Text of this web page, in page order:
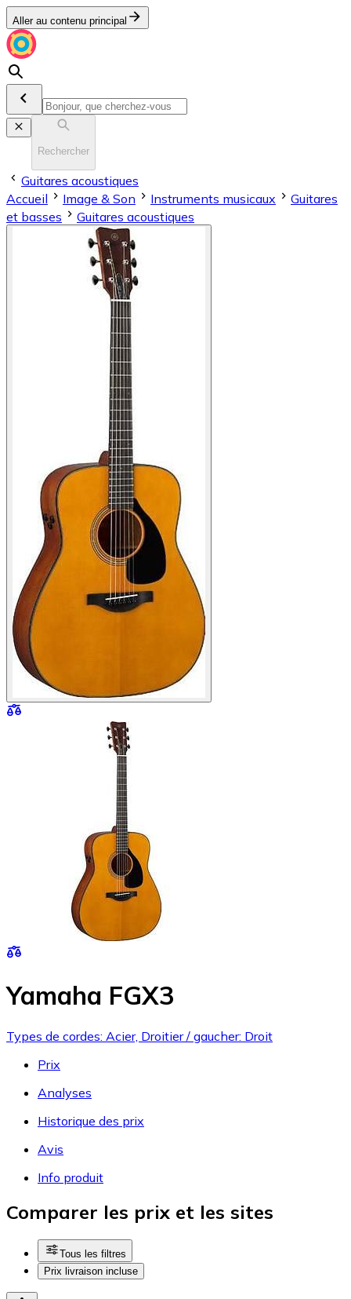
Aller au contenu principal
Rechercher
Guitares acoustiques
Accueil
Image & Son Instruments musicaux
Guitares
et basses
Guitares acoustiques
Yamaha FGX3
Types de cordes: Acier, Droitier / gaucher: Droit
Prix
Analyses
Historique des prix
Avis
Info produit
Comparer les prix et les sites
Tous les filtres
Prix livraison incluse